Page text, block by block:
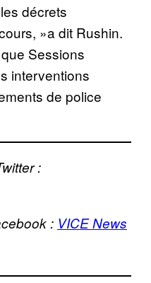
décrets
»a dit Rushin.
Sessions
interventions
de police
:
: VICE News